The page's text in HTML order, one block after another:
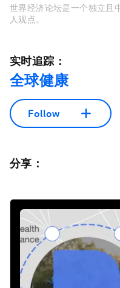
世界经济论坛是一个独立且
人观点。
实时追踪：
全球健康
Follow
分享：